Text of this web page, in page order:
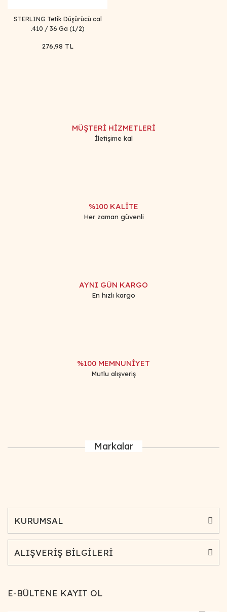
STERLING Tetik Düşürücü cal
.410 / 36 Ga (1/2)
276,98 TL
MÜŞTERİ HİZMETLERİ
İletişime kal
%100 KALİTE
Her zaman güvenli
AYNI GÜN KARGO
En hızlı kargo
%100 MEMNUNİYET
Mutlu alışveriş
Markalar
KURUMSAL
ALIŞVERİŞ BİLGİLERİ
E-BÜLTENE KAYIT OL